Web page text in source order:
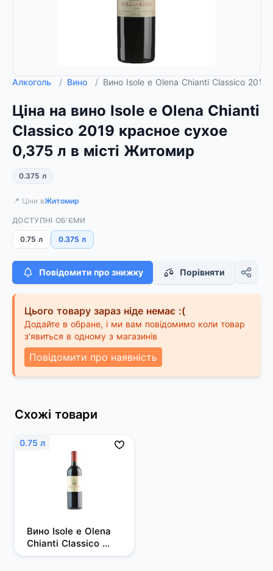
Алкоголь / Вино / Вино Isole e Olena Chianti Classico
Ціна на вино Isole e Olena Chianti
Classico 2019 красное сухое
0,375 л в місті Житомир
0.375 л
📍 Ціни вЖитомир
ДОСТУПНІ ОБ'ЄМИ
0.75 л 0.375 л
Повідомити про знижку Порівняти
Цього товару зараз ніде немає :(
Додайте в обране, і ми вам повідомимо коли товар
з'явиться в одному з магазинів
Повідомити про наявність
Схожі товари
0.75 л
Вино Isole e Olena
Chianti Classico
2019, червоне, сухе,